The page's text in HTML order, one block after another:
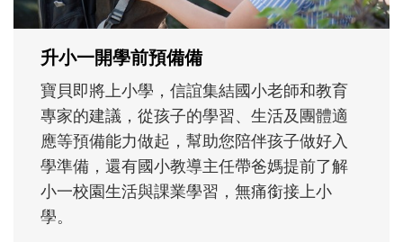
正嘗試用不同的模樣，參與孩子每個重要的